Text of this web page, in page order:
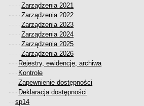
· · · ·Zarządzenia 2021
· · · ·Zarządzenia 2022
· · · ·Zarządzenia 2023
· · · ·Zarządzenia 2024
· · · ·Zarządzenia 2025
· · · ·Zarządzenia 2026
· · · Rejestry, ewidencje, archiwa
· · · Kontrole
· · ·Zapewnienie dostępności
· · · Deklaracja dostępności
· ·sp14